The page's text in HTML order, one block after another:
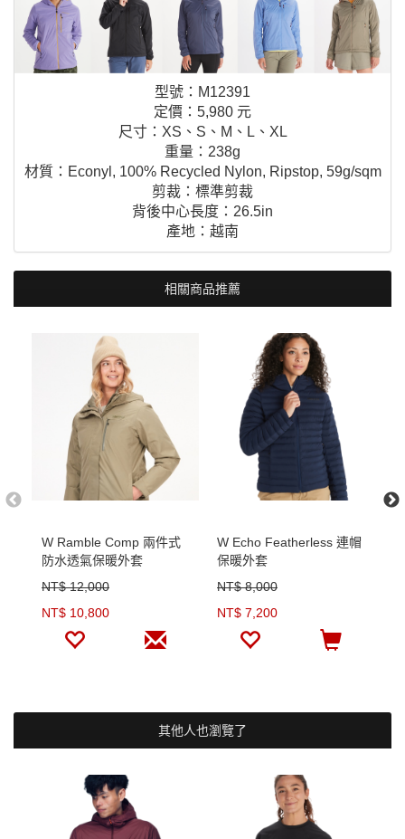
型號：M12391
定價：5,980 元
尺寸：XS、S、M、L、XL
重量：238g
材質：Econyl, 100% Recycled Nylon, Ripstop, 59g/sqm
剪裁：標準剪裁
背後中心長度：26.5in
產地：越南
相關商品推薦
W Ramble Comp 兩件式
防水透氣保暖外套
NT$ 12,000
NT$ 10,800
W Echo Featherless 連帽
保暖外套
NT$ 8,000
NT$ 7,200
其他人也瀏覽了